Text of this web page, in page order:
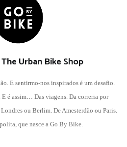
Urban Bike Shop
E sentirmo-nos inspirados é um desafio.
é assim… Das viagens. Da correria por
ou Berlim. De Amesterdão ou Paris.
que nasce a Go By Bike.